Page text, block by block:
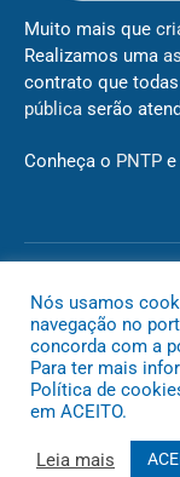
Muito mais que
Realizamos uma
contrato que
pública serão
Conheça o PNTP e
Mapa do Site
Nós usamos
navegação no
concorda com a
Para ter mais
Política de
em ACEITO.
Leia mais